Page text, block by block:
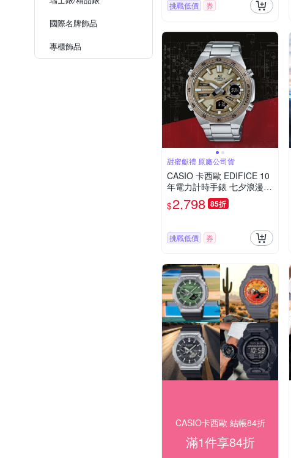
國際名牌飾品
專櫃飾品
挑戰低價 券
甜蜜獻禮 原廠公司貨
CASIO 卡西歐 EDIFICE 10
年電力計時手錶 七夕浪漫購
送禮首選 EFV-C110D-5A
$2,798 85折
挑戰低價 券
CASIO卡西歐 結帳84折
滿1件享84折